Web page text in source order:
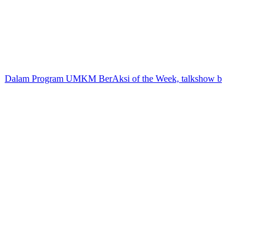
Dalam Program UMKM BerAksi of the Week, talkshow b